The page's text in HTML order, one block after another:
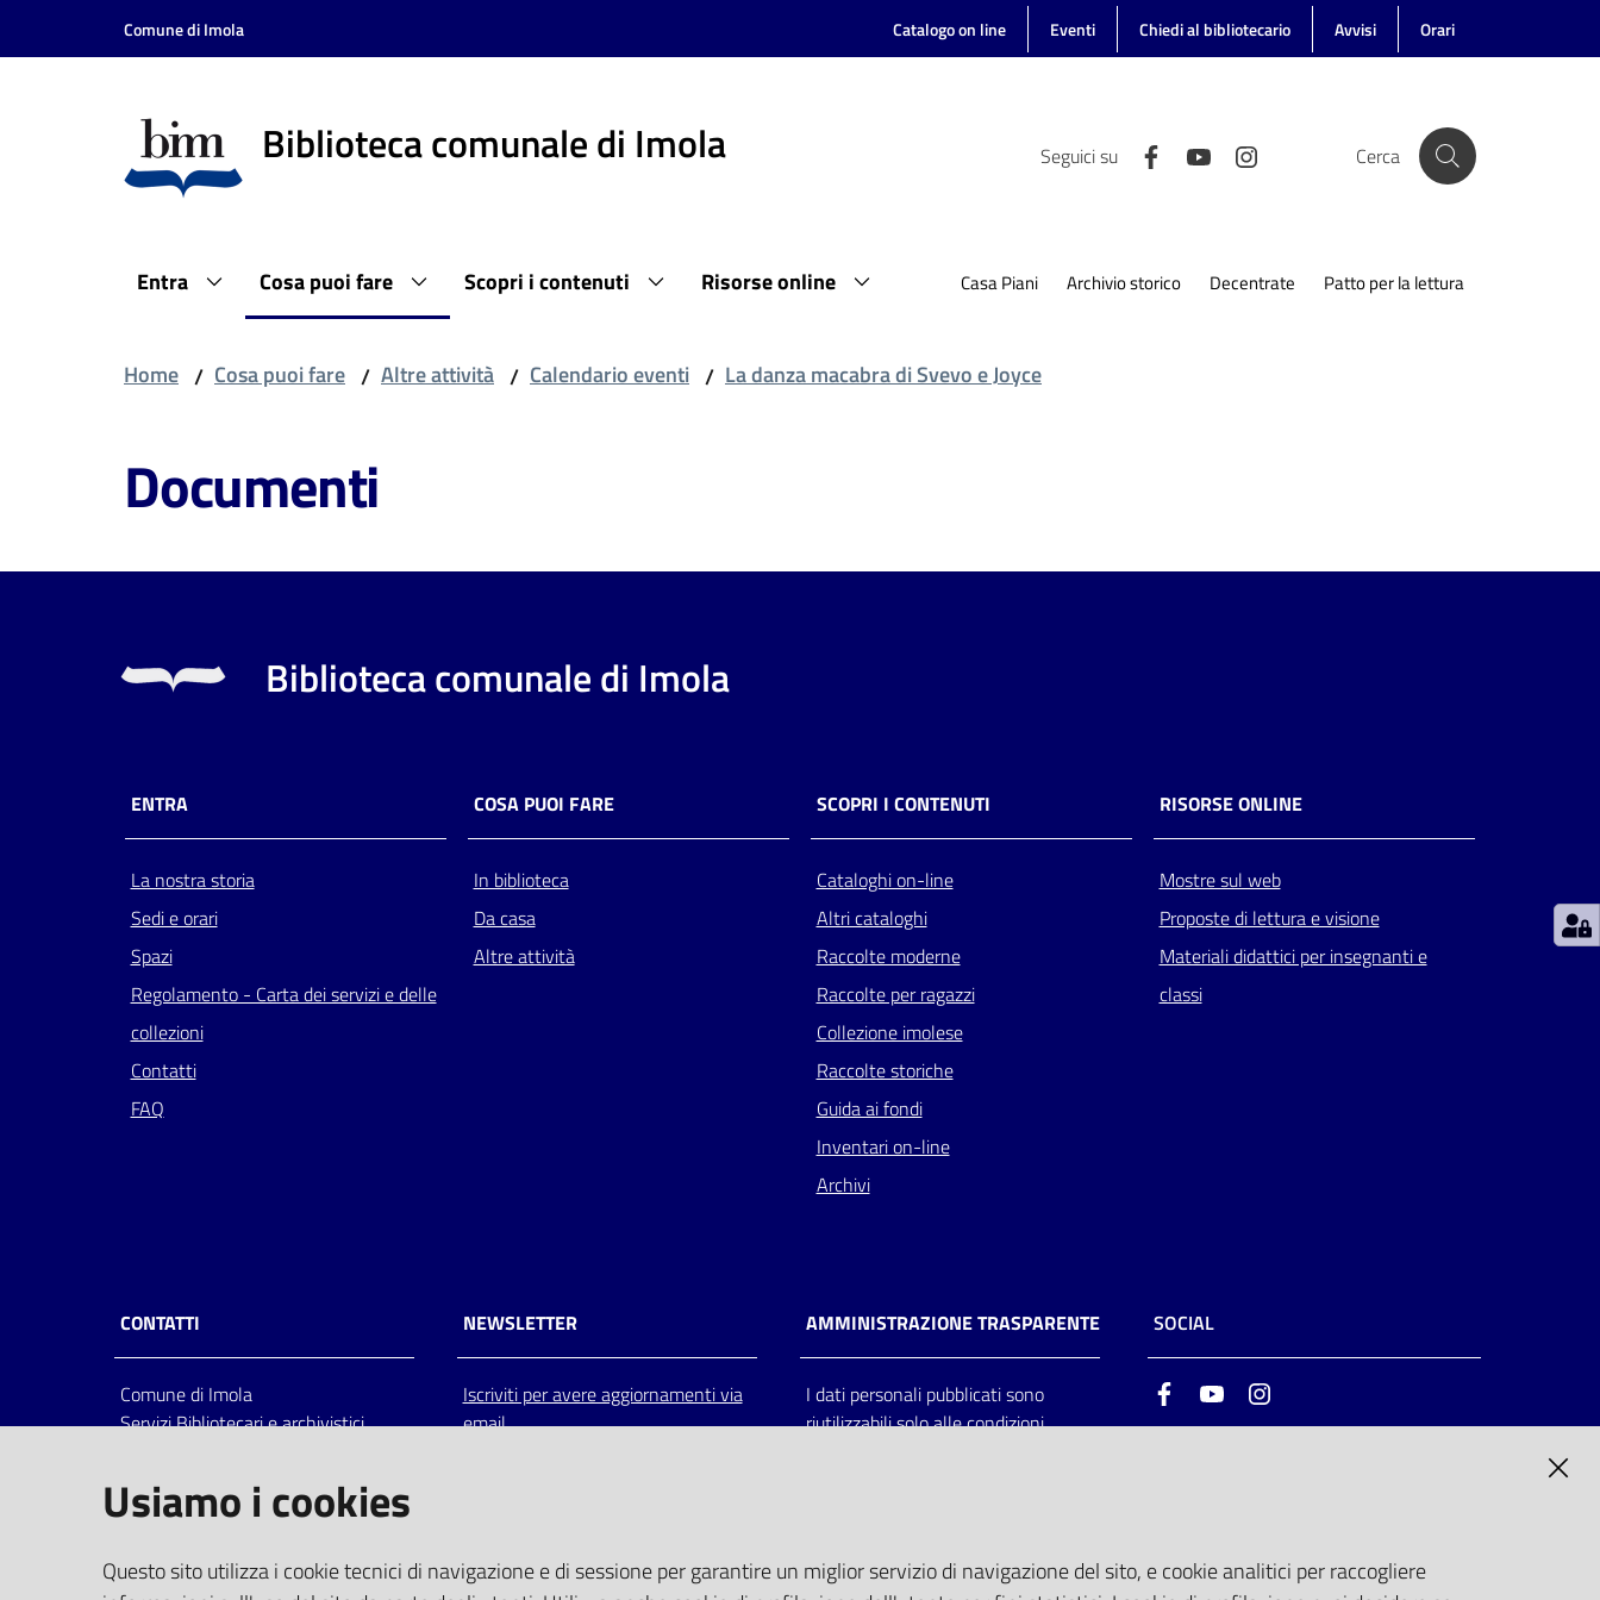
Vai al contenuto
Vai alla navigazione
Comune di Imola Catalogo on line Eventi Chiedi al bibliotecario Avvisi Orari
Biblioteca comunale di Imola Seguici su Cerca
Entra Cosa puoi fare Scopri i contenuti Risorse online Casa Piani Archivio storico Decentrate Patto per la lettura
Home / Cosa puoi fare / Altre attività / Calendario eventi / La danza macabra di Svevo e Joyce
Documenti
Biblioteca comunale di Imola
ENTRA
La nostra storia
Sedi e orari
Spazi
Regolamento - Carta dei servizi e delle
collezioni
Contatti
FAQ
COSA PUOI FARE
In biblioteca
Da casa
Altre attività
SCOPRI I CONTENUTI
Cataloghi on-line
Altri cataloghi
Raccolte moderne
Raccolte per ragazzi
Collezione imolese
Raccolte storiche
Guida ai fondi
Inventari on-line
Archivi
RISORSE ONLINE
Mostre sul web
Proposte di lettura e visione
Materiali didattici per insegnanti e
classi
CONTATTI
Comune di Imola
Servizi Bibliotecari e archivistici
Italia
centralino: tel 0542.6026.36 fax
bim@comune.imola.bo.it
PEC
NEWSLETTER
Iscriviti per avere aggiornamenti via
email
AMMINISTRAZIONE TRASPARENTE
I dati personali pubblicati sono
riutilizzabili solo alle condizioni
SOCIAL
FacebookYoutube
Usiamo i cookies
Questo sito utilizza i cookie tecnici di navigazione e di sessione per garantire un miglior servizio di navigazione del sito, e cookie analitici per raccogliere